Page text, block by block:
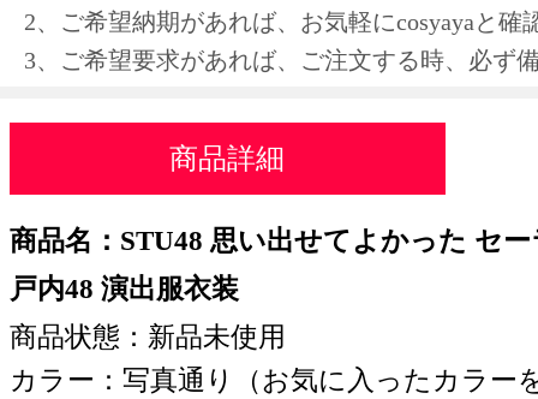
2、ご希望納期があれば、お気軽にcosyayaと確
3、ご希望要求があれば、ご注文する時、必ず
商品詳細
商品名：STU48 思い出せてよかった セ
戸内48 演出服衣装
商品状態：新品未使用
カラー：写真通り（お気に入ったカラー